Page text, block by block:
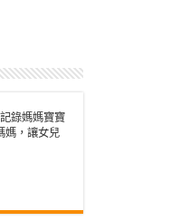
錄媽媽寶寶
媽，讓女兒